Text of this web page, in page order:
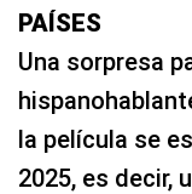
PAÍSES
Una sorpresa
la película se
2025, es decir,